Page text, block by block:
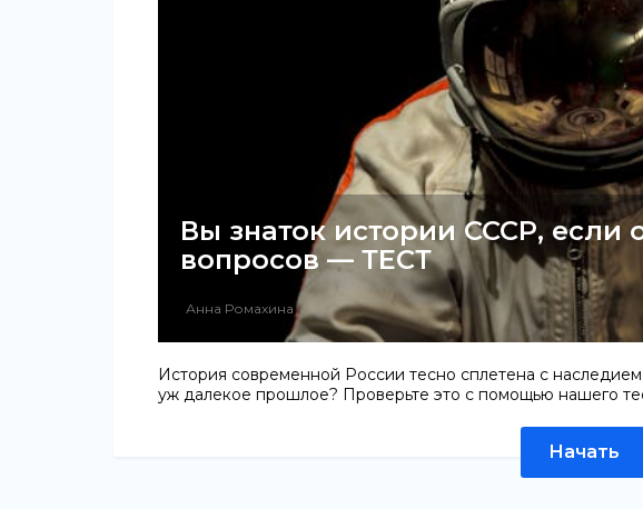
Вы знаток истории СССР, если
вопросов — ТЕСТ
Анна Ромахина
История современной России тесно сплетена с
уж далекое прошлое? Проверьте это с помощью нашего
Начать